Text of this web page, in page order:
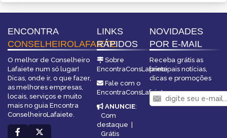
ENCONTRA
CONSELHEIROLAFAIETE
O melhor de Conselheiro
Lafaiete num só lugar!
Dicas, onde ir, o que fazer,
as melhores empresas,
locais, serviços e muito
mais no guia Encontra
ConselheiroLafaiete.
LINKS
RÁPIDOS
Sobre
EncontraConsLafaiete
Fale com o
EncontraConsLafaiete
ANUNCIE:
Com
destaque |
Grátis
NOVIDADES
POR E-MAIL
Receba grátis as
principais notícias,
dicas e promoções